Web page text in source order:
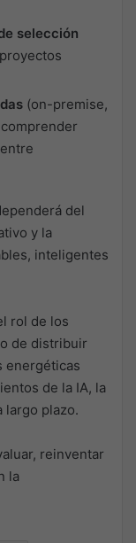
selección
(on-premise,
del
y la
inteligentes
rol de los
de distribuir
energéticas
de la IA, la
largo plazo.
reinventar
la